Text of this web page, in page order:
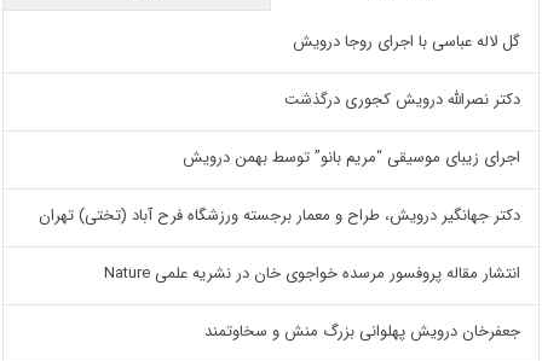
گل لاله عباسی با اجرای روجا درویش
دکتر نصرالله درویش کجوری درگذشت
اجرای زیبای موسیقی “مریم بانو” توسط بهمن درویش
دکتر جهانگیر درویش، طراح و معمار برجسته ورزشگاه فرح آباد (تختی) تهران
انتشار مقاله پروفسور مرسده خواجوی خان در نشریه علمی Nature
جعفرخان درویش پهلوانی بزرگ منش و سخاوتمند